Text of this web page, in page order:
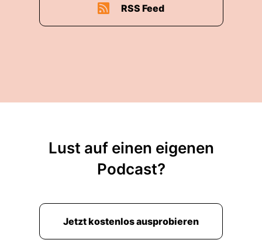
RSS Feed
Lust auf einen eigenen
Podcast?
Jetzt kostenlos ausprobieren